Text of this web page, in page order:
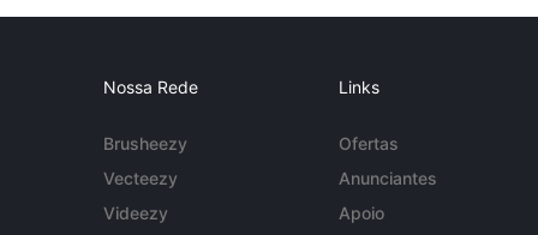
Nossa Rede
Brusheezy
Vecteezy
Videezy
Links
Ofertas
Anunciantes
Apoio